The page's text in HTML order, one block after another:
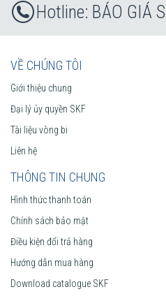
BÁO GIÁ
VỀ CHÚNG TÔI
Giới thiệu chung
Đại lý ủy quyền SKF
Tài liệu vòng bi
Liên hệ
THÔNG TIN CHUNG
Hình thức thanh toán
Chính sách bảo mật
Điều kiện đổi trả hàng
Hướng dẫn mua hàng
Download catalogue SKF